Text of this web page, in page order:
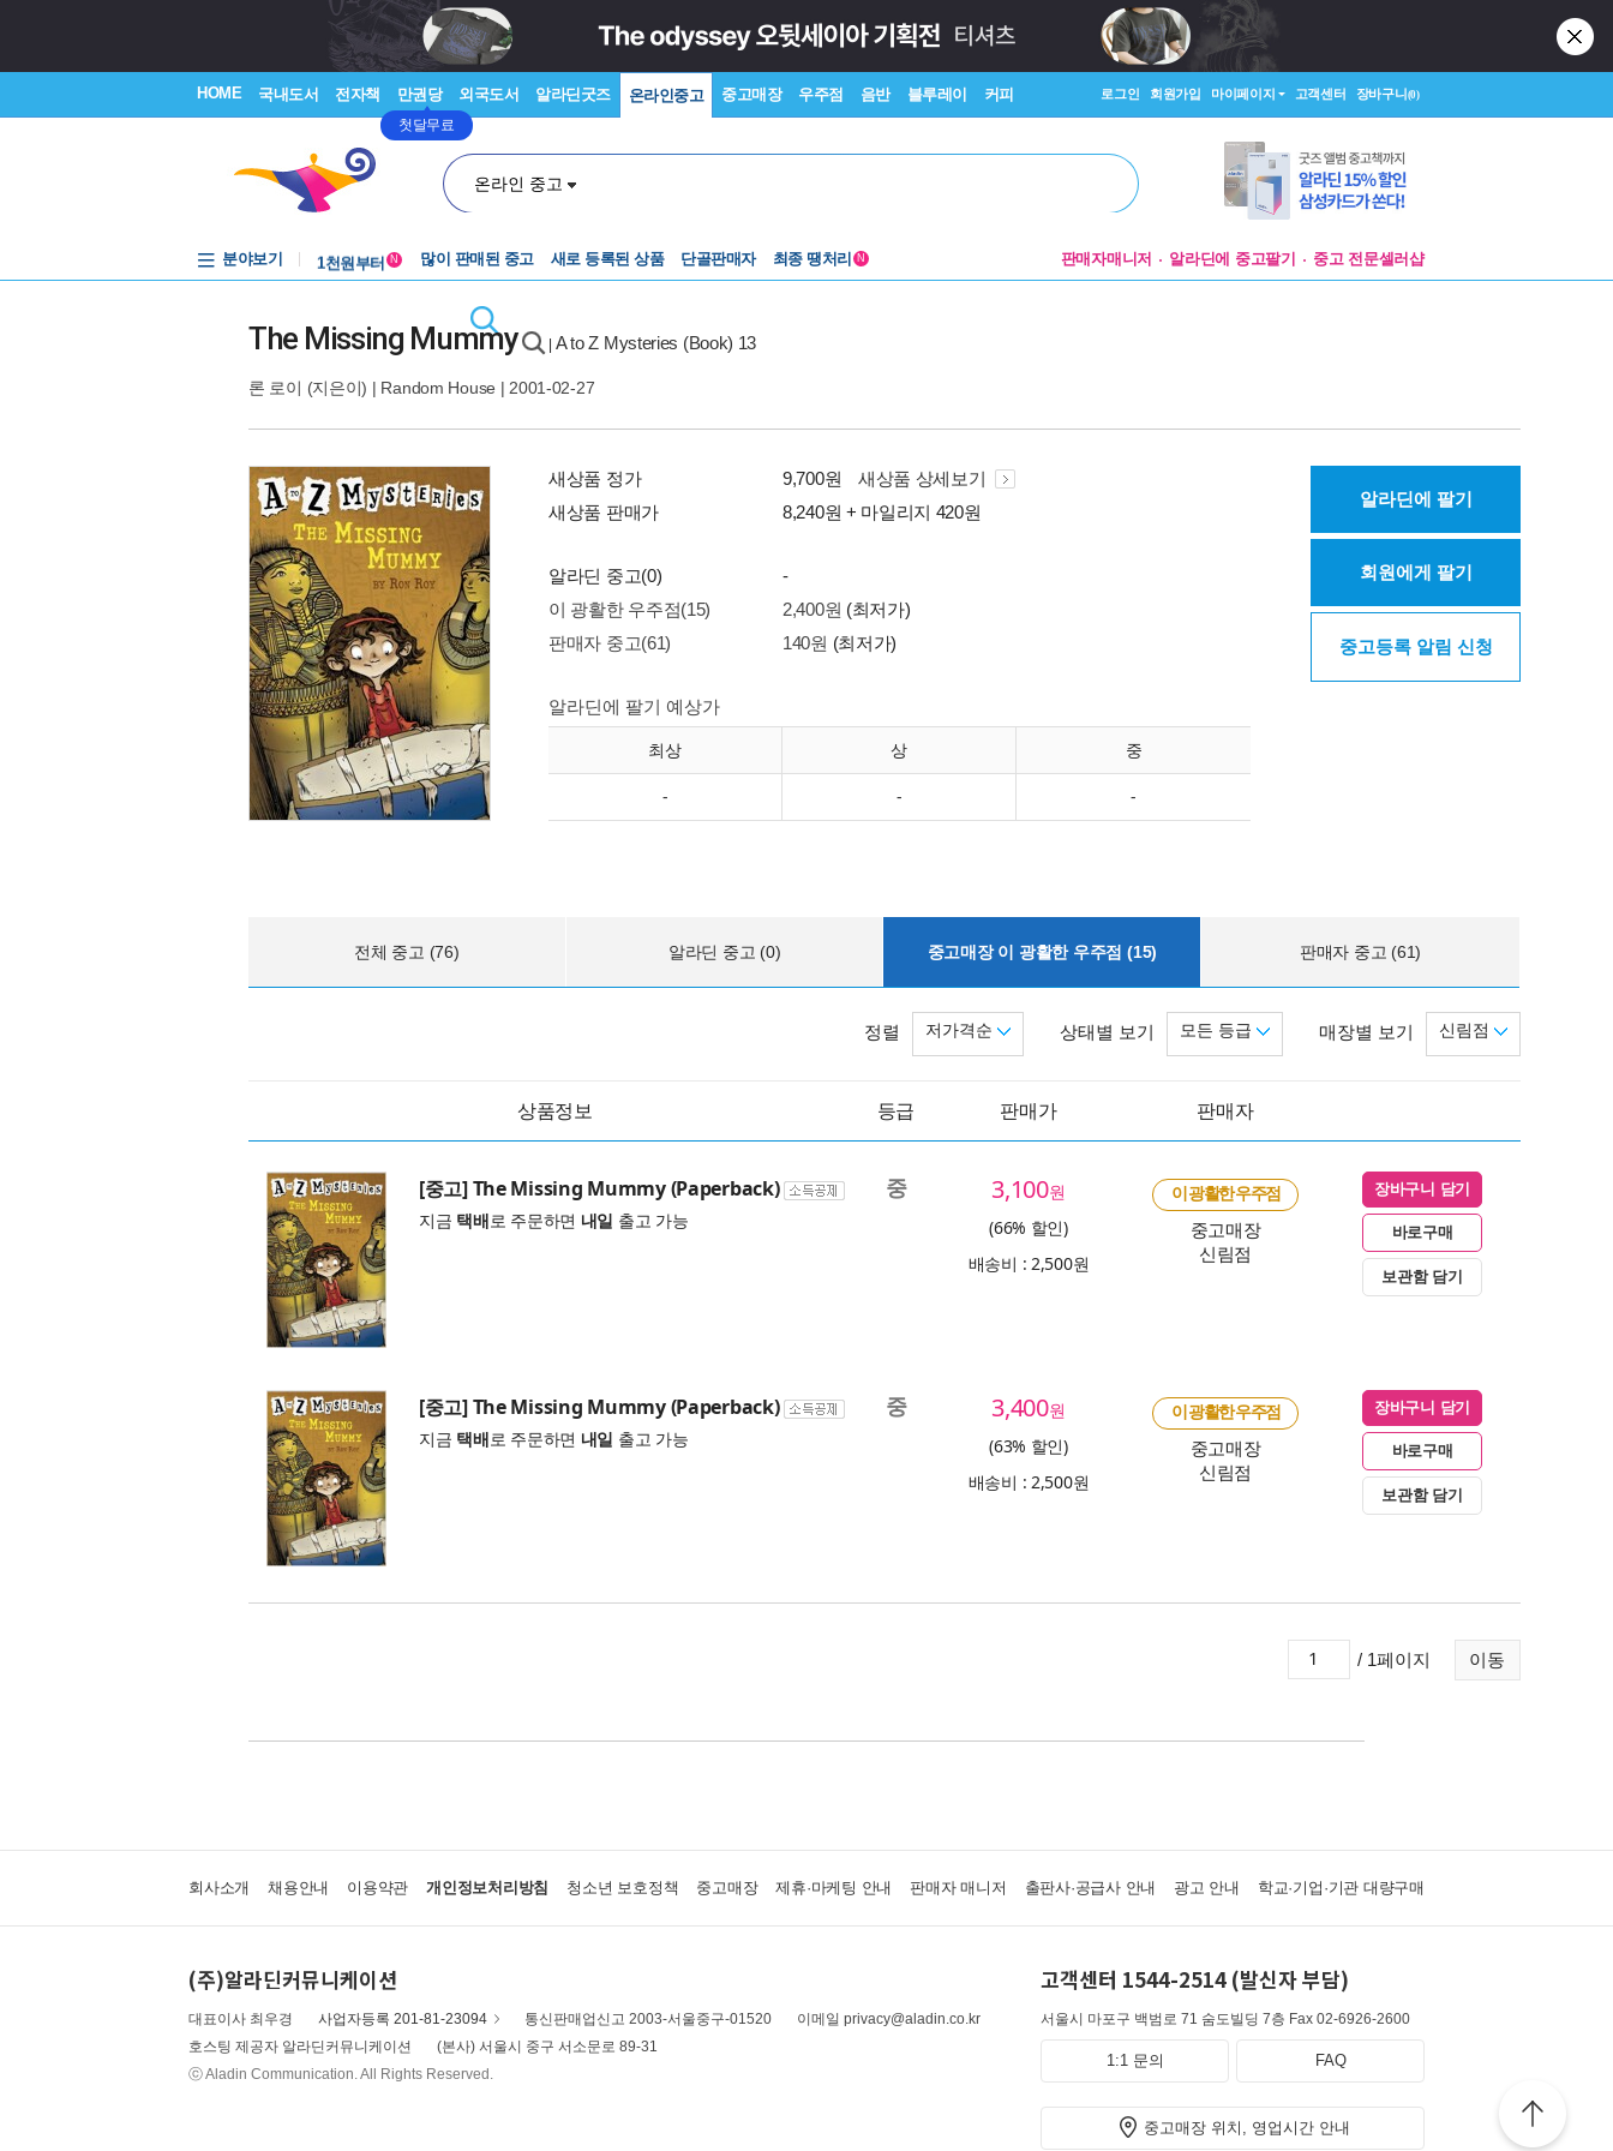
HOME 국내도서 전자책 만권당
첫달무료
외국도서 알라딘굿즈 온라인중고 중고매장 우주점 음반 블루레이 커피 로그인 회원가입 마이페이지 고객센터 장바구니(0)
온라인 중고
분야보기
1천원부터 N 많이 판매된 중고 새로 등록된 상품 단골판매자 최종 땡처리 N 판매자매니저 알라딘에 중고팔기 중고 전문셀러샵
The Missing Mummy A to Z Mysteries (Book) 13
론 로이 (지은이) | Random House | 2001-02-27
새상품 정가 9,700원
새상품 상세보기
새상품 판매가
8,240원 + 마일리지 420원
알라딘 중고(0)
-
이 광활한 우주점(15)
2,400원 (최저가)
판매자 중고(61)
140원 (최저가)
알라딘에 팔기 예상가
최상 상 중
- - -
알라딘에 팔기
회원에게 팔기
중고등록 알림 신청
전체 중고 (76) 알라딘 중고 (0) 중고매장 이 광활한 우주점 (15) 판매자 중고 (61)
매장별 보기 신림점
상태별 보기 모든 등급
정렬 저가격순
상품정보 등급 판매가 판매자
[중고] The Missing Mummy (Paperback)
지금 택배로 주문하면 내일 출고 가능
중 3,100원
(66% 할인)
배송비 : 2,500원
이 광활한 우주점
중고매장
신림점
장바구니 담기
바로구매
보관함 담기
[중고] The Missing Mummy (Paperback)
지금 택배로 주문하면 내일 출고 가능
중 3,400원
(63% 할인)
배송비 : 2,500원
이 광활한 우주점
중고매장
신림점
장바구니 담기
바로구매
보관함 담기
이동
/ 1페이지
회사소개 채용안내 이용약관 개인정보처리방침 청소년 보호정책 중고매장 제휴·마케팅 안내 판매자 매니저 출판사·공급사 안내 광고 안내 학교·기업·기관 대량구매
(주)알라딘커뮤니케이션
대표이사 최우경 사업자등록 201-81-23094 통신판매업신고 2003-서울중구-01520
이메일 privacy@aladin.co.kr
호스팅 제공자 알라딘커뮤니케이션
(본사) 서울시 중구 서소문로 89-31
ⓒ Aladin Communication. All Rights Reserved.
고객센터 1544-2514 (발신자 부담)
서울시 마포구 백범로 71 숨도빌딩 7층 Fax 02-6926-2600
1:1 문의 FAQ
중고매장 위치, 영업시간 안내